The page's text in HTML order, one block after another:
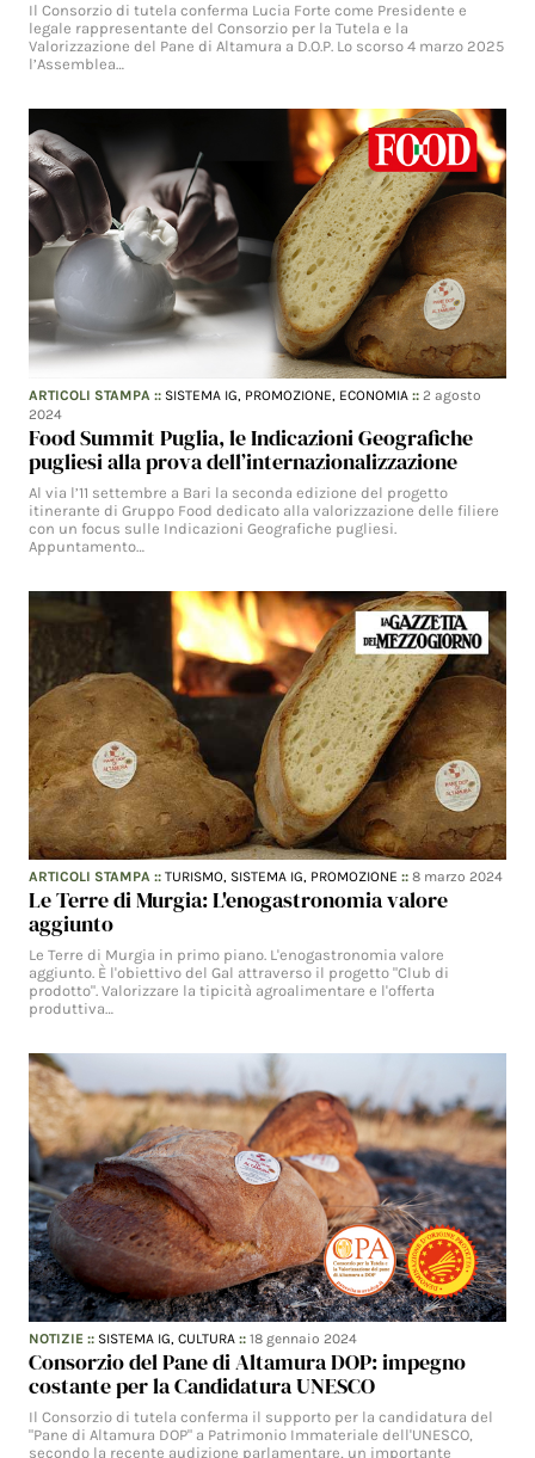
Il Consorzio di tutela conferma Lucia Forte come Presidente e
legale rappresentante del Consorzio per la Tutela e la
Valorizzazione del Pane di Altamura a D.O.P. Lo scorso 4 marzo 2025
l’Assemblea…
ARTICOLI STAMPA :: SISTEMA IG, PROMOZIONE, ECONOMIA ::2 agosto
2024
Food Summit Puglia, le Indicazioni Geografiche
pugliesi alla prova dell’internazionalizzazione
Al via l’11 settembre a Bari la seconda edizione del progetto
itinerante di Gruppo Food dedicato alla valorizzazione delle filiere
con un focus sulle Indicazioni Geografiche pugliesi.
Appuntamento…
ARTICOLI STAMPA ::TURISMO, SISTEMA IG, PROMOZIONE ::8 marzo 2024
Le Terre di Murgia: L'enogastronomia valore
aggiunto
Le Terre di Murgia in primo piano. L'enogastronomia valore
aggiunto. È l'obiettivo del Gal attraverso il progetto "Club di
prodotto". Valorizzare la tipicità agroalimentare e l'offerta
produttiva…
NOTIZIE :: SISTEMA IG,CULTURA ::18 gennaio 2024
Consorzio del Pane di Altamura DOP: impegno
costante per la Candidatura UNESCO
Il Consorzio di tutela conferma il supporto per la candidatura del
"Pane di Altamura DOP" a Patrimonio Immateriale dell'UNESCO,
secondo la recente audizione parlamentare, un importante